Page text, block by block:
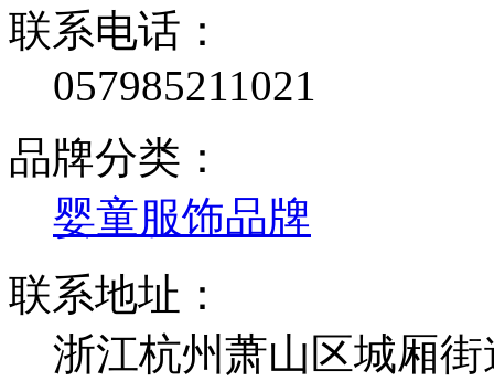
联系电话：
057985211021
品牌分类：
婴童服饰品牌
联系地址：
浙江杭州萧山区城厢